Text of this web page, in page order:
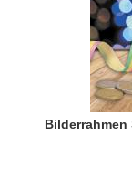
Bilderrahmen